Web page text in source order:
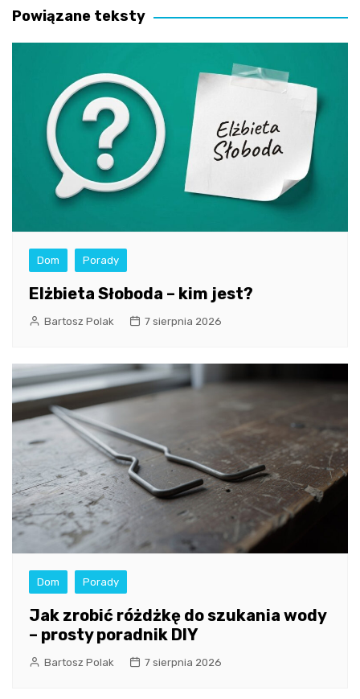
Powiązane teksty
Dom Porady
Elżbieta Słoboda – kim jest?
Bartosz Polak 7 sierpnia 2026
Dom Porady
Jak zrobić różdżkę do szukania wody
– prosty poradnik DIY
Bartosz Polak 7 sierpnia 2026